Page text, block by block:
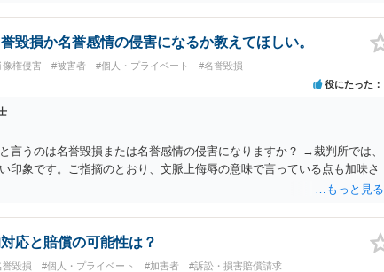
毀損か名誉感情の侵害になるか教えてほしい。
像権侵害 #被害者 #個人・プライベート #名誉毀損
役にたった
言うのは名誉毀損または名誉感情の侵害になりますか？ →裁判所では、
印象です。ご指摘のとおり、文脈上侮辱の意味で言っている点も加味さ
応と賠償の可能性は？
誉毀損 #個人・プライベート #加害者 #訴訟・損害賠償請求